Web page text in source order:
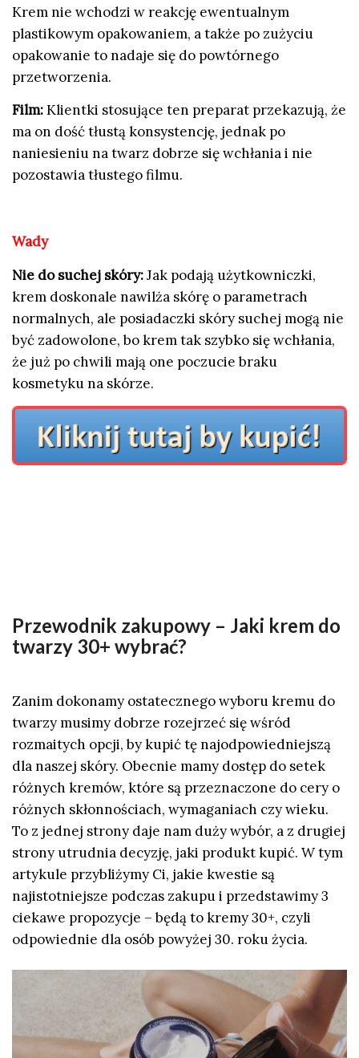
Krem nie wchodzi w reakcję ewentualnym
plastikowym opakowaniem, a także po zużyciu
opakowanie to nadaje się do powtórnego
przetworzenia.
Film:Klientki stosujące ten preparat przekazują, że
ma on dość tłustą konsystencję, jednak po
naniesieniu na twarz dobrze się wchłania i nie
pozostawia tłustego filmu.
Wady
Nie do suchej skóry:Jak podają użytkowniczki,
krem doskonale nawilża skórę o parametrach
normalnych, ale posiadaczki skóry suchej mogą nie
być zadowolone, bo krem tak szybko się wchłania,
że już po chwili mają one poczucie braku
kosmetyku na skórze.
Przewodnik zakupowy – Jaki krem do
twarzy 30+ wybrać?
Zanim dokonamy ostatecznego wyboru kremu do
twarzy musimy dobrze rozejrzeć się wśród
rozmaitych opcji, by kupić tę najodpowiedniejszą
dla naszej skóry. Obecnie mamy dostęp do setek
różnych kremów, które są przeznaczone do cery o
różnych skłonnościach, wymaganiach czy wieku.
To z jednej strony daje nam duży wybór, a z drugiej
strony utrudnia decyzję, jaki produkt kupić. W tym
artykule przybliżymy Ci, jakie kwestie są
najistotniejsze podczas zakupu i przedstawimy 3
ciekawe propozycje – będą to kremy 30+, czyli
odpowiednie dla osób powyżej 30. roku życia.